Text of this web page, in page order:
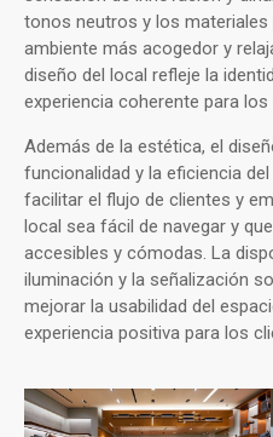
tonos neutros y los materiales
ambiente más acogedor y
diseño del local refleje la
experiencia coherente para los
Además de la estética, el
funcionalidad y la eficiencia
facilitar el flujo de clientes y
local sea fácil de navegar y
accesibles y cómodas. La
iluminación y la señalización
mejorar la usabilidad del
experiencia positiva para los